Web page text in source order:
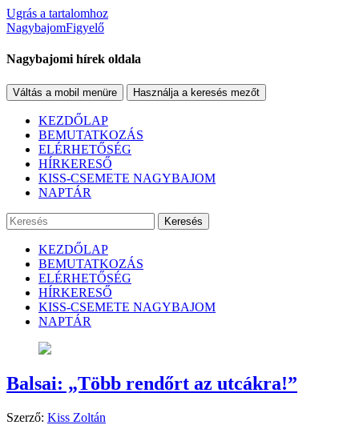
Ugrás a tartalomhoz
NagybajomFigyelő
Nagybajomi hírek oldala
Váltás a mobil menüre Használja a keresés mezőt
KEZDŐLAP
BEMUTATKOZÁS
ELÉRHETŐSÉG
HÍRKERESŐ
KISS-CSEMETE NAGYBAJOM
NAPTÁR
Keresés
KEZDŐLAP
BEMUTATKOZÁS
ELÉRHETŐSÉG
HÍRKERESŐ
KISS-CSEMETE NAGYBAJOM
NAPTÁR
Balsai: „Több rendőrt az utcákra!”
Szerző: Kiss Zoltán